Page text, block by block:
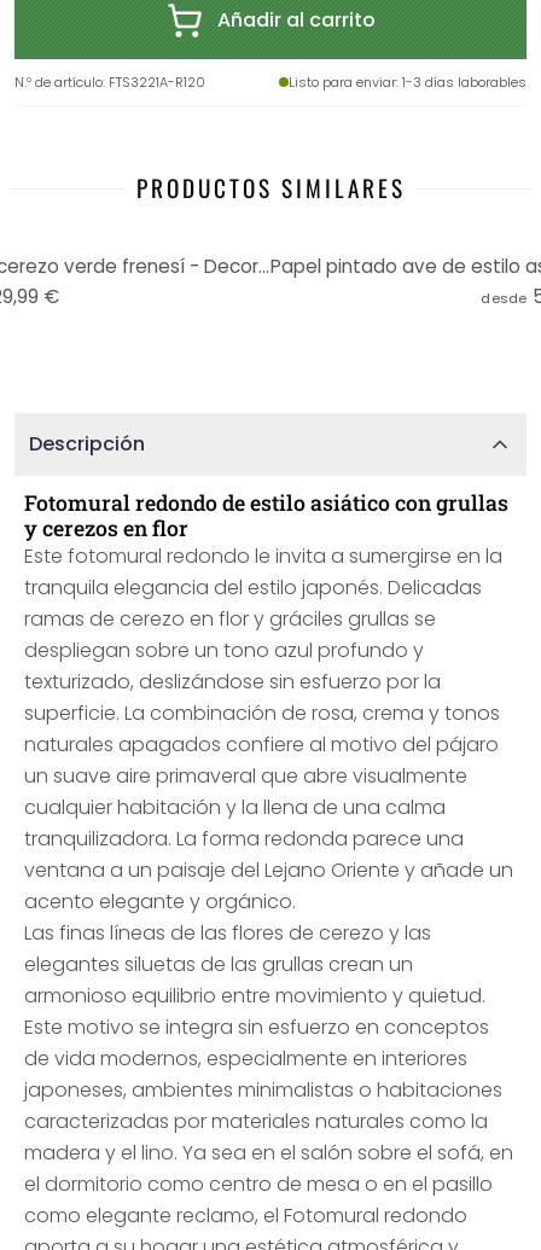
Añadir al carrito
N.º de artículo: FTS3221A-R120 Listo para enviar: 1-3 días laborables
PRODUCTOS SIMILARES
Fotomural - Grullas en flor de cerezo verde frenesí - Decoración Floral - Redondo - Autoadhesivo/no
€
desde
Descripción
Fotomural redondo de estilo asiático con grullas
y cerezos en flor
Este fotomural redondo le invita a sumergirse en la
tranquila elegancia del estilo japonés. Delicadas
ramas de cerezo en flor y gráciles grullas se
despliegan sobre un tono azul profundo y
texturizado, deslizándose sin esfuerzo por la
superficie. La combinación de rosa, crema y tonos
naturales apagados confiere al motivo del pájaro
un suave aire primaveral que abre visualmente
cualquier habitación y la llena de una calma
tranquilizadora. La forma redonda parece una
ventana a un paisaje del Lejano Oriente y añade un
acento elegante y orgánico.
Las finas líneas de las flores de cerezo y las
elegantes siluetas de las grullas crean un
armonioso equilibrio entre movimiento y quietud.
Este motivo se integra sin esfuerzo en conceptos
de vida modernos, especialmente en interiores
japoneses, ambientes minimalistas o habitaciones
caracterizadas por materiales naturales como la
madera y el lino. Ya sea en el salón sobre el sofá, en
el dormitorio como centro de mesa o en el pasillo
como elegante reclamo, el Fotomural redondo